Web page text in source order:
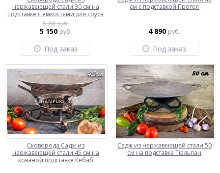
нержавеющей стали 30 см на
подставке с емкостями для соуса
5 790 руб.
5 150 руб.
Под заказ
см с подставкой Протея
4 890 руб.
Под заказ
Сковорода Садж из
нержавеющей стали 45 см на
кованой подставке Кебаб
Садж из нержавеющей стали 50
см на подставке Тюльпан